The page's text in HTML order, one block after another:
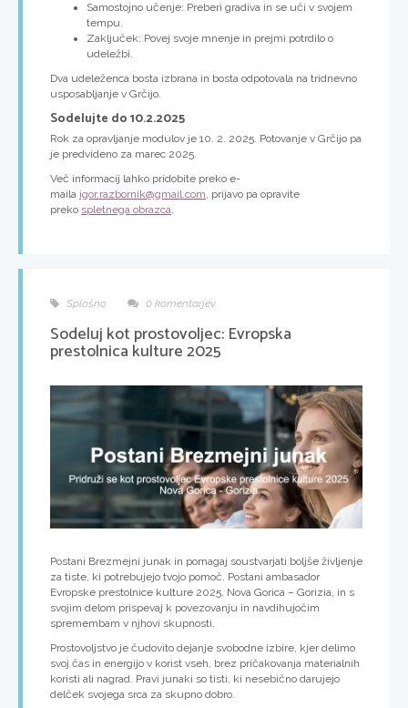
Samostojno učenje: Preberi gradiva in se uči v svojem
tempu.
Zaključek: Povej svoje mnenje in prejmi potrdilo o
udeležbi.
Dva udeleženca bosta izbrana in bosta odpotovala na tridnevno
usposabljanje v Grčijo.
Sodelujte do 10.2.2025
Rok za opravljanje modulov je 10. 2. 2025. Potovanje v Grčijo pa
je predvideno za marec 2025.
Več informacij lahko pridobite preko e-
maila igor.razbornik@gmail.com, prijavo pa opravite
preko spletnega obrazca.
Splošno 0 komentarjev
Sodeluj kot prostovoljec: Evropska
prestolnica kulture 2025
Postani Brezmejni junak in pomagaj soustvarjati boljše življenje
za tiste, ki potrebujejo tvojo pomoč. Postani ambasador
Evropske prestolnice kulture 2025, Nova Gorica – Gorizia, in s
svojim delom prispevaj k povezovanju in navdihujočim
spremembam v njhovi skupnosti.
Prostovoljstvo je čudovito dejanje svobodne izbire, kjer delimo
svoj čas in energijo v korist vseh, brez pričakovanja materialnih
koristi ali nagrad. Pravi junaki so tisti, ki nesebično darujejo
delček svojega srca za skupno dobro.